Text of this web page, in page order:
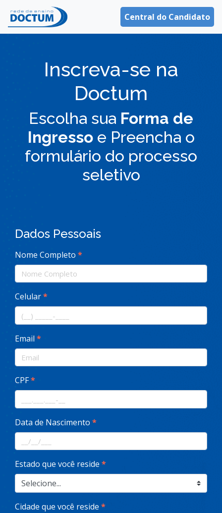
Central do Candidato
Inscreva-se na
Doctum
Escolha sua Forma de
Ingressoe Preencha o
formulário do processo
seletivo
Dados Pessoais
Nome Completo *
Celular*
Email *
CPF*
Data de Nascimento *
Estado que você reside *
Cidade que você reside *